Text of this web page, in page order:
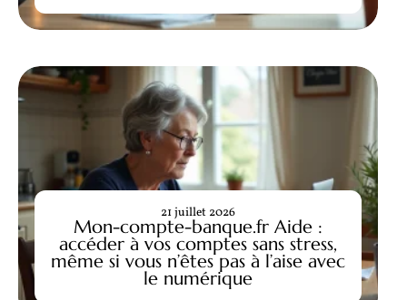
Mon-compte-banque.fr Aide :
accéder à vos comptes sans stress,
même si vous n’êtes pas à l’aise avec
le numérique
21 juillet 2026